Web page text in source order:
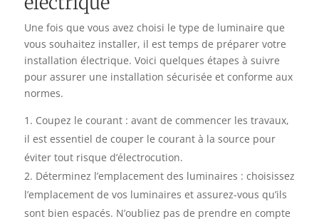
Une fois que vous avez choisi le type de luminaire que
vous souhaitez installer, il est temps de préparer votre
installation électrique. Voici quelques étapes à suivre
pour assurer une installation sécurisée et conforme aux
normes.
Coupez le courant : avant de commencer les travaux,
il est essentiel de couper le courant à la source pour
éviter tout risque d’électrocution.
Déterminez l’emplacement des luminaires : choisissez
l’emplacement de vos luminaires et assurez-vous qu’ils
sont bien espacés. N’oubliez pas de prendre en compte